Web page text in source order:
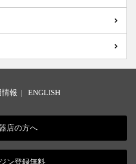
報 | ENGLISH
店の方へ
ン登録無料